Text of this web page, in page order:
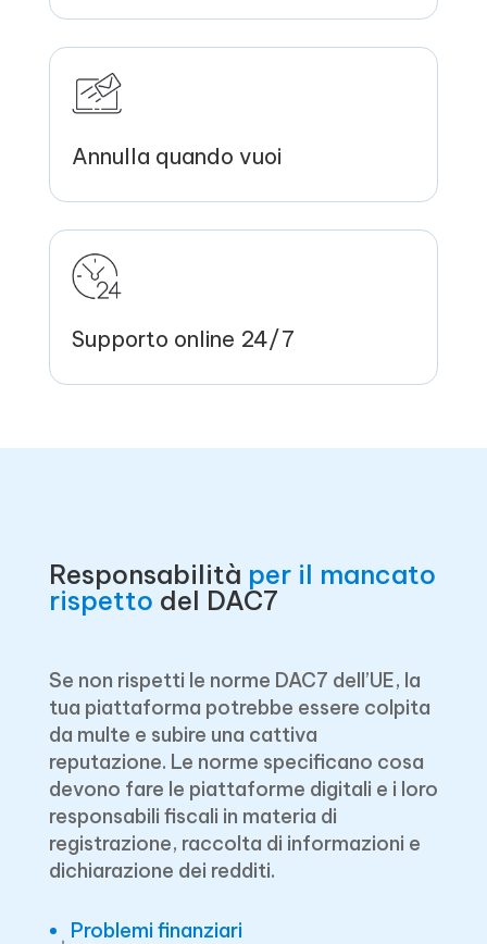
Annulla quando vuoi
Supporto online 24/7
Responsabilità per il mancato
rispetto del DAC7
Se non rispetti le norme DAC7 dell’UE, la
tua piattaforma potrebbe essere colpita
da multe e subire una cattiva
reputazione. Le norme specificano cosa
devono fare le piattaforme digitali e i loro
responsabili fiscali in materia di
registrazione, raccolta di informazioni e
dichiarazione dei redditi.
Problemi finanziari